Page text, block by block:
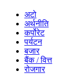
अटो
अर्थनीति
कर्पोरेट
पर्यटन
बजार
बैंक / वित्त
रोजगार